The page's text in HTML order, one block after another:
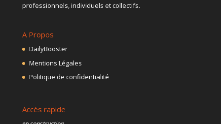
professionnels, individuels et collectifs.
A Propos
DailyBooster
Mentions Légales
Politique de confidentialité
Accès rapide